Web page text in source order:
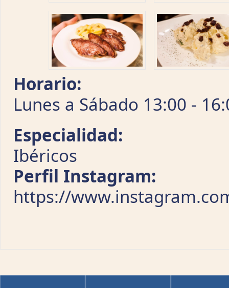
Horario:
Lunes a Sábado 13:00 -
Especialidad:
Ibéricos
Perfil Instagram:
https://